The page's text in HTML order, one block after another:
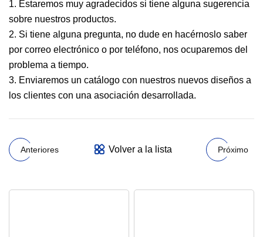
1. Estaremos muy agradecidos si tiene alguna sugerencia
sobre nuestros productos.
2. Si tiene alguna pregunta, no dude en hacérnoslo saber
por correo electrónico o por teléfono, nos ocuparemos del
problema a tiempo.
3. Enviaremos un catálogo con nuestros nuevos diseños a
los clientes con una asociación desarrollada.
Anteriores Volver a la lista Próximo